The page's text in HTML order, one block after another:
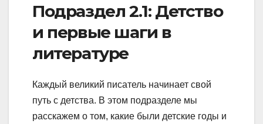
Подраздел 2.1: Детство
и первые шаги в
литературе
Каждый великий писатель начинает свой
путь с детства. В этом подразделе мы
расскажем о том, какие были детские годы и